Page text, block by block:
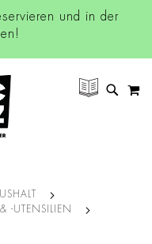
und in der
SUCHE
-UTENSILIEN